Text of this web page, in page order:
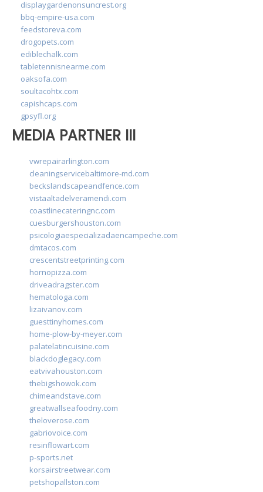
displaygardenonsuncrest.org
bbq-empire-usa.com
feedstoreva.com
drogopets.com
ediblechalk.com
tabletennisnearme.com
oaksofa.com
soultacohtx.com
capishcaps.com
gpsyfl.org
MEDIA PARTNER III
vwrepairarlington.com
cleaningservicebaltimore-md.com
beckslandscapeandfence.com
vistaaltadelveramendi.com
coastlinecateringnc.com
cuesburgershouston.com
psicologiaespecializadaencampeche.com
dmtacos.com
crescentstreetprinting.com
hornopizza.com
driveadragster.com
hematologa.com
lizaivanov.com
guesttinyhomes.com
home-plow-by-meyer.com
palatelatincuisine.com
blackdoglegacy.com
eatvivahouston.com
thebigshowok.com
chimeandstave.com
greatwallseafoodny.com
theloverose.com
gabriovoice.com
resinflowart.com
p-sports.net
korsairstreetwear.com
petshopallston.com